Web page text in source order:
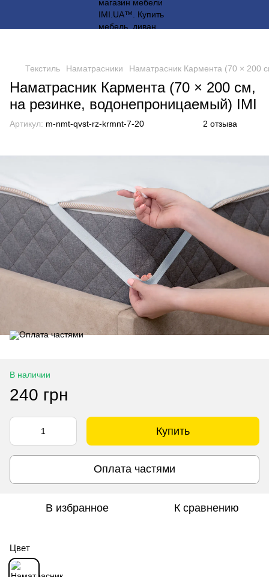
Текстиль Наматрасники Наматрасник Кармента (70 × 200
Наматрасник Кармента (70 × 200 см,
на резинке, водонепроницаемый) IMI
Артикул: m-nmt-qvst-rz-krmnt-7-20 2 отзыва
В наличии
240 грн
Купить
Оплата частями
В избранное К сравнению
Цвет